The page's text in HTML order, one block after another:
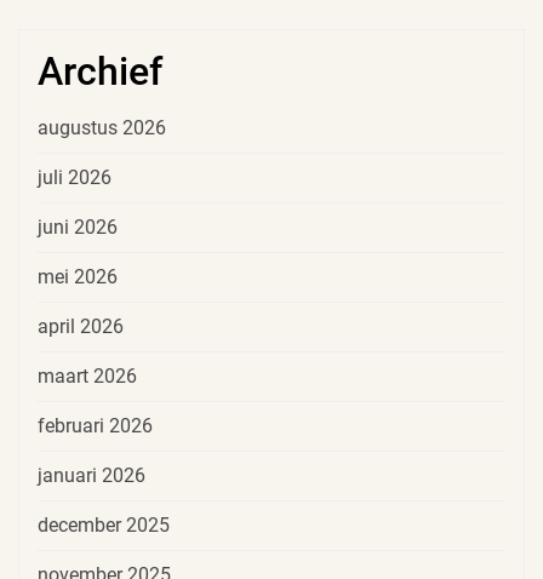
Archief
augustus 2026
juli 2026
juni 2026
mei 2026
april 2026
maart 2026
februari 2026
januari 2026
december 2025
november 2025